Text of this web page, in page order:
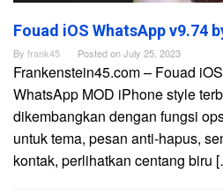
Fouad iOS WhatsApp v9.74
By frank45 Posted onJuly 25, 2023
Frankenstein45.com – Fouad
WhatsApp MOD iPhone style
dikembangkan dengan fungsi
untuk tema, pesan anti-hapus,
kontak, perlihatkan centang biru